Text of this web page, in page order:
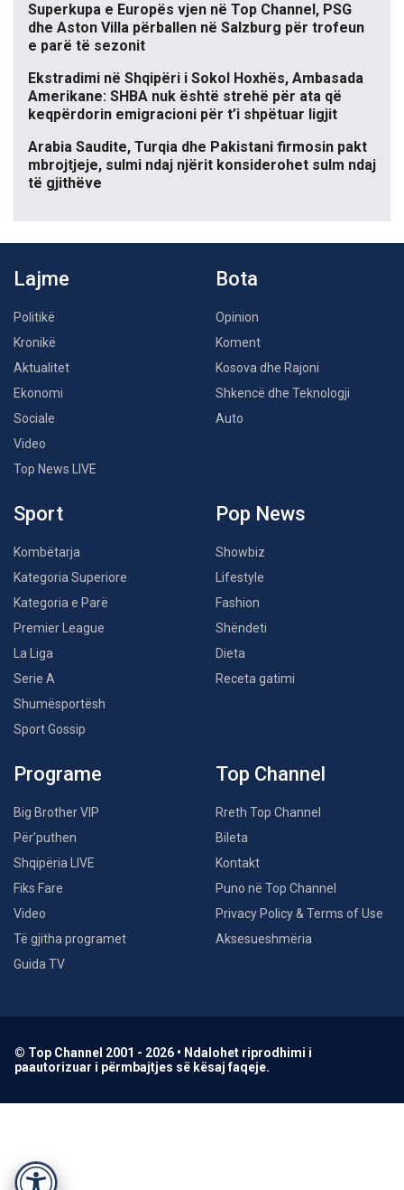
Superkupa e Europës vjen në Top Channel, PSG
dhe Aston Villa përballen në Salzburg për trofeun
e parë të sezonit
Ekstradimi në Shqipëri i Sokol Hoxhës, Ambasada
Amerikane: SHBA nuk është strehë për ata që
keqpërdorin emigracioni për t’i shpëtuar ligjit
Arabia Saudite, Turqia dhe Pakistani firmosin pakt
mbrojtjeje, sulmi ndaj njërit konsiderohet sulm ndaj
të gjithëve
Lajme
Politikë
Kronikë
Aktualitet
Ekonomi
Sociale
Video
Top News LIVE
Bota
Opinion
Koment
Kosova dhe Rajoni
Shkencë dhe Teknologji
Auto
Sport
Kombëtarja
Kategoria Superiore
Kategoria e Parë
Premier League
La Liga
Serie A
Shumësportësh
Sport Gossip
Pop News
Showbiz
Lifestyle
Fashion
Shëndeti
Dieta
Receta gatimi
Programe
Big Brother VIP
Për’puthen
Shqipëria LIVE
Fiks Fare
Video
Të gjitha programet
Guida TV
Top Channel
Rreth Top Channel
Bileta
Kontakt
Puno në Top Channel
Privacy Policy & Terms of Use
Aksesueshmëria
© Top Channel 2001 - 2026 • Ndalohet riprodhimi i
paautorizuar i përmbajtjes së kësaj faqeje.